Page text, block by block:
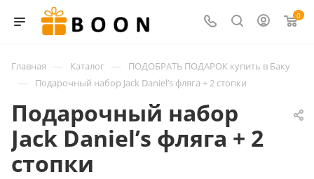
0
Главная — Каталог — ПОДОБРАТЬ ПОДАРОК купить в Баку
— Подарочный набор Jack Daniel’s фляга + 2 стопки
Подарочный набор
Jack Daniel’s фляга + 2
стопки